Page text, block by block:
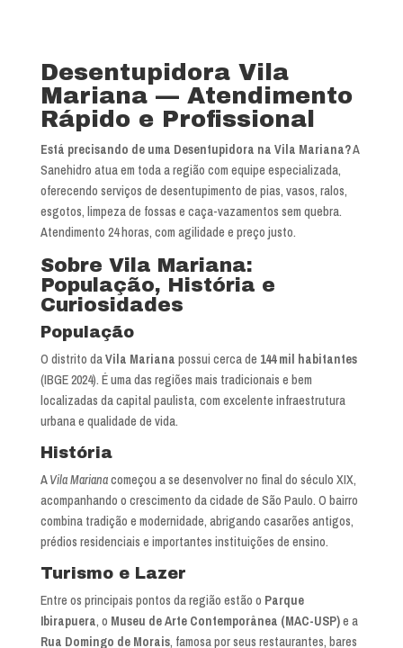
Desentupidora Vila
Mariana — Atendimento
Rápido e Profissional
Está precisando de uma Desentupidora na Vila Mariana?A
Sanehidro atua em toda a região com equipe especializada,
oferecendo serviços de desentupimento de pias, vasos, ralos,
esgotos, limpeza de fossas e caça-vazamentos sem quebra.
Atendimento 24 horas, com agilidade e preço justo.
Sobre Vila Mariana:
População, História e
Curiosidades
População
O distrito daVila Mariana possui cerca de 144 mil habitantes
(IBGE 2024). É uma das regiões mais tradicionais e bem
localizadas da capital paulista, com excelente infraestrutura
urbana e qualidade de vida.
História
AVila Marianacomeçou a se desenvolver no final do século XIX,
acompanhando o crescimento da cidade de São Paulo. O bairro
combina tradição e modernidade, abrigando casarões antigos,
prédios residenciais e importantes instituições de ensino.
Turismo e Lazer
Entre os principais pontos da região estão o Parque
Ibirapuera, o Museu de Arte Contemporânea (MAC-USP)e a
Rua Domingo de Morais, famosa por seus restaurantes, bares